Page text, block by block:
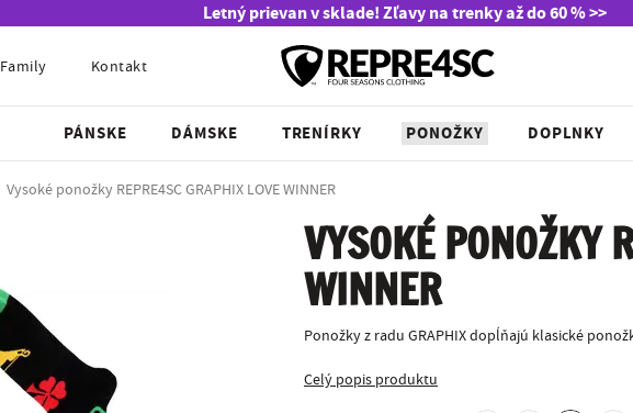
Letný prievan v sklade! Zľavy na trenky až do 60 % >>
Family Kontakt
PÁNSKE DÁMSKE TRENÍRKY PONOŽKY DOPLNKY
Vysoké ponožky REPRE4SC GRAPHIX LOVE WINNER
VYSOKÉ PONOŽKY
WINNER
Ponožky z radu GRAPHIX dopĺňajú klasické
Celý popis produktu